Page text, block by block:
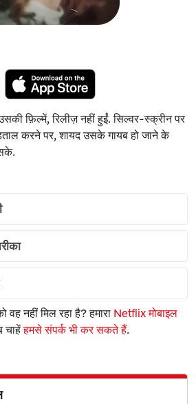
फ़िल्में, रिलीज़ नहीं हुईं. सिल्वर-स्क्रीन पर
करने पर, शायद उसके गायब हो जाने के
नहीं मिल रहा है? हमारा Netflix मोबाइल
चाहेंहमसे संपर्क भी कर सकते हैं.